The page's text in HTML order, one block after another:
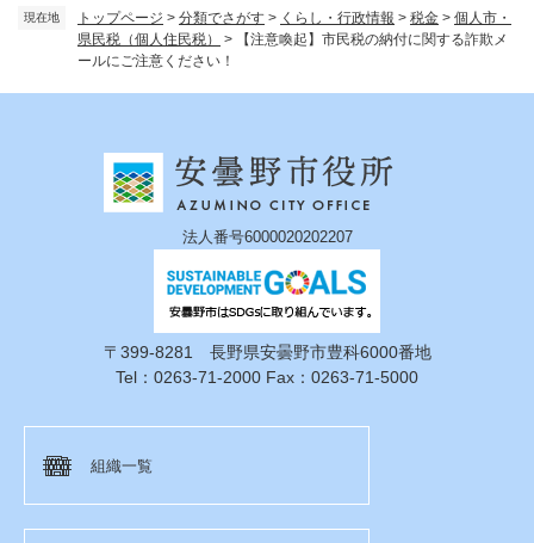
現在地 トップページ > 分類でさがす > くらし・行政情報 > 税金 > 個人市・
県民税（個人住民税）
>
【注意喚起】市民税の納付に関する詐欺メ
ールにご注意ください！
法人番号6000020202207
〒399-8281 長野県安曇野市豊科6000番地
Tel：0263-71-2000 Fax：0263-71-5000
組織一覧